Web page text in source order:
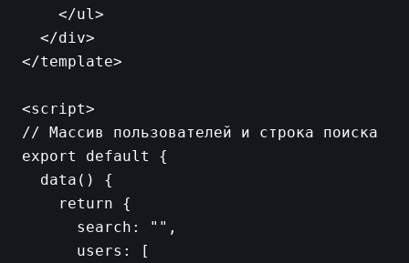
    </ul>
  </div>
</template>
<script>
// Массив пользователей и строка поиска
export default {
  data() {
    return {
      search: "",
      users: [